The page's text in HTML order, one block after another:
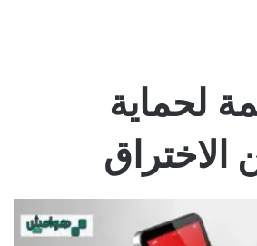
لحماية
الاختراق